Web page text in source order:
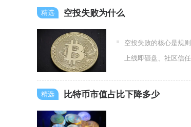
空投失败为什么
空投失败的核心是规
上线即砸盘、社区信任
比特币市值占比下降多少